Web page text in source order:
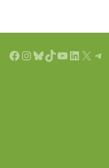
Facebook
Instagram
Bluesky
TikTok
YouTube
LinkedIn
X